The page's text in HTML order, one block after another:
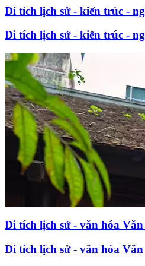
Di tích lịch sử - kiến trúc -
Di tích lịch sử - kiến trúc -
Di tích lịch sử - văn hóa
Di tích lịch sử - văn hóa